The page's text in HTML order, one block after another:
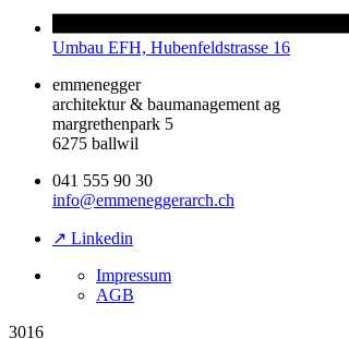
Umbau EFH, Hubenfeldstrasse 16
emmenegger
architektur & baumanagement ag
margrethenpark 5
6275 ballwil
041 555 90 30
info@emmeneggerarch.ch
↗ Linkedin
Impressum
AGB
3016